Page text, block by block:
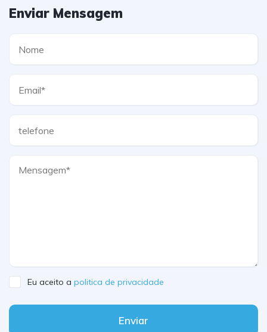
Enviar Mensagem
Eu aceito a politica de privacidade
Enviar